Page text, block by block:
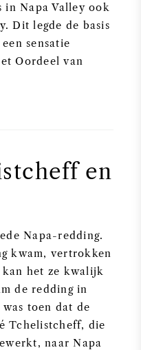
in Napa Valley ook
Dit legde de basis
sensatie
Oordeel van
en
Napa-redding.
kwam, vertrokken
kan het ze kwalijk
de redding in
toen dat de
Tchelistcheff, die
naar Napa